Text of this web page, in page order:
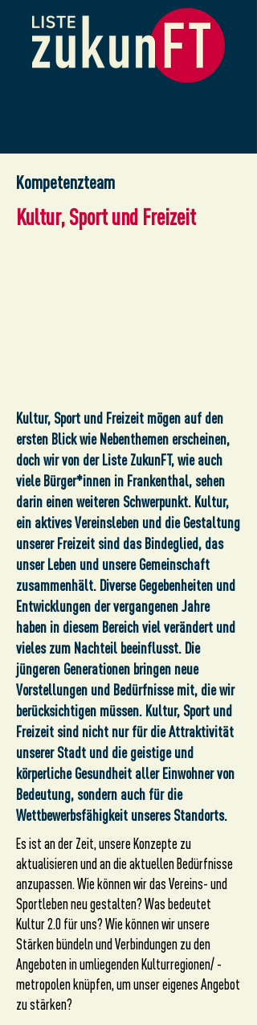
Kompetenzteam
Kultur, Sport und Freizeit
Kultur, Sport und Freizeit mögen auf den
ersten Blick wie Nebenthemen erscheinen,
doch wir von der Liste ZukunFT, wie auch
viele Bürger*innen in Frankenthal, sehen
darin einen weiteren Schwerpunkt. Kultur,
ein aktives Vereinsleben und die Gestaltung
unserer Freizeit sind das Bindeglied, das
unser Leben und unsere Gemeinschaft
zusammenhält. Diverse Gegebenheiten und
Entwicklungen der vergangenen Jahre
haben in diesem Bereich viel verändert und
vieles zum Nachteil beeinflusst. Die
jüngeren Generationen bringen neue
Vorstellungen und Bedürfnisse mit, die wir
berücksichtigen müssen. Kultur, Sport und
Freizeit sind nicht nur für die Attraktivität
unserer Stadt und die geistige und
körperliche Gesundheit aller Einwohner von
Bedeutung, sondern auch für die
Wettbewerbsfähigkeit unseres Standorts.
Es ist an der Zeit, unsere Konzepte zu
aktualisieren und an die aktuellen Bedürfnisse
anzupassen. Wie können wir das Vereins- und
Sportleben neu gestalten? Was bedeutet
Kultur 2.0 für uns? Wie können wir unsere
Stärken bündeln und Verbindungen zu den
Angeboten in umliegenden Kulturregionen/ -
metropolen knüpfen, um unser eigenes Angebot
zu stärken?